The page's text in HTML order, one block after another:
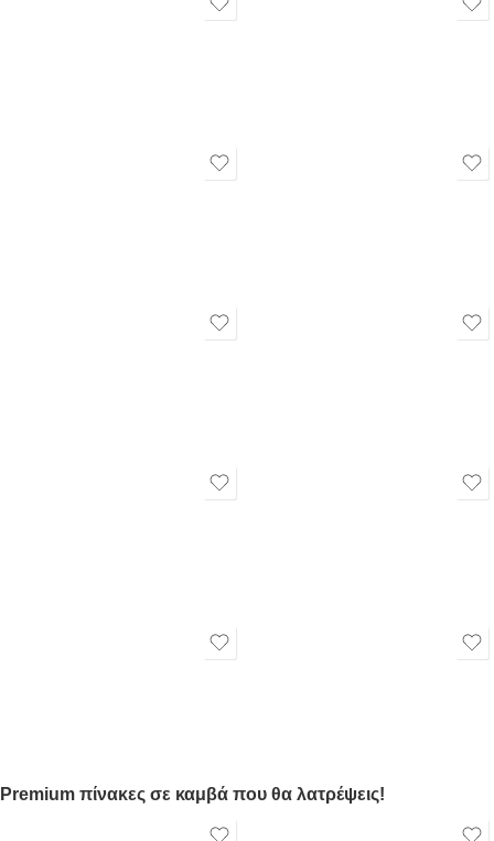
Premium πίνακες σε καμβά που θα λατρέψεις!